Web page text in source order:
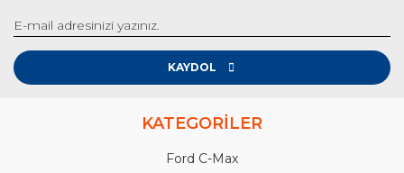
KAYDOL
KATEGORİLER
Ford C-Max